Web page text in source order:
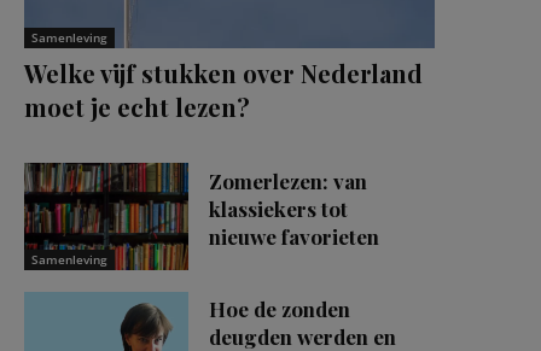
Samenleving
Welke vijf stukken over Nederland
moet je echt lezen?
Samenleving
Zomerlezen: van
klassiekers tot
nieuwe favorieten
Hoe de zonden
deugden werden en